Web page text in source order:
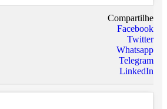
Compartilhe
Facebook
Twitter
Whatsapp
Telegram
LinkedIn